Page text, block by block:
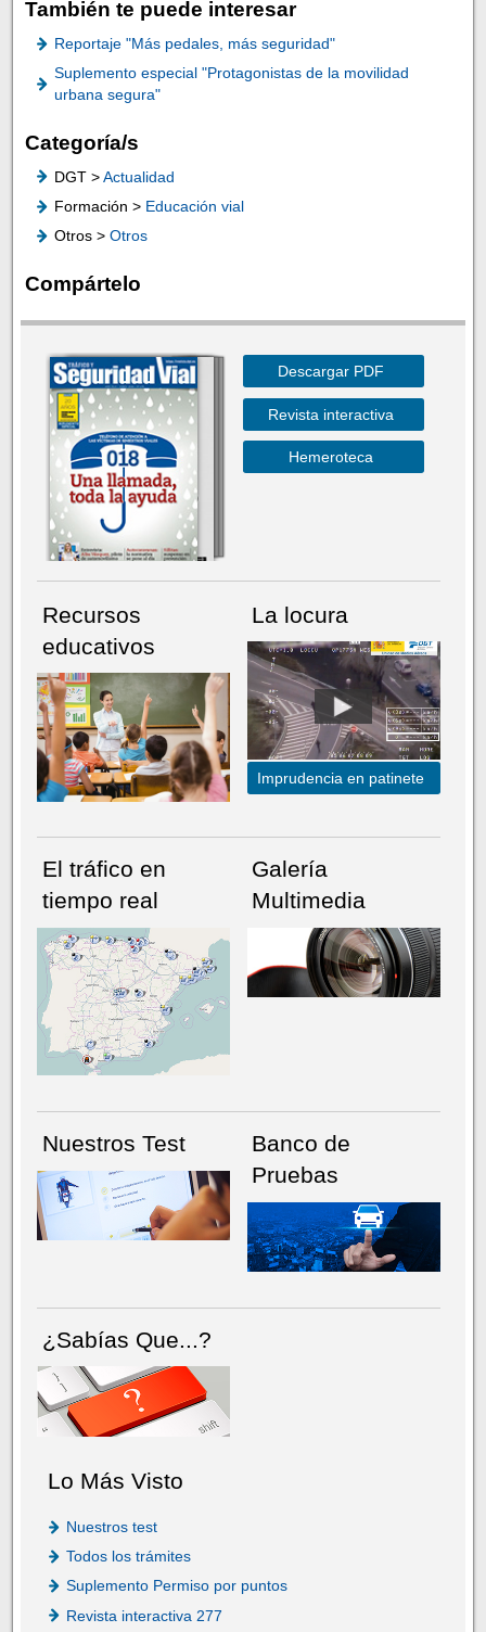
También te puede interesar
Reportaje "Más pedales, más seguridad"
Suplemento especial "Protagonistas de la movilidad
urbana segura"
Categoría/s
DGT >Actualidad
Formación > Educación vial
Otros > Otros
Compártelo
NÚMERO ACTUALHEMEROTECA
Descargar PDF
Revista interactiva
Hemeroteca
Recursos
educativos
La locura
Imprudencia en patinete
El tráfico en
tiempo real
Galería
Multimedia
Nuestros Test
Banco de
Pruebas
¿Sabías Que...?
Lo Más Visto
Nuestros test
Todos los trámites
Suplemento Permiso por puntos
Revista interactiva 277